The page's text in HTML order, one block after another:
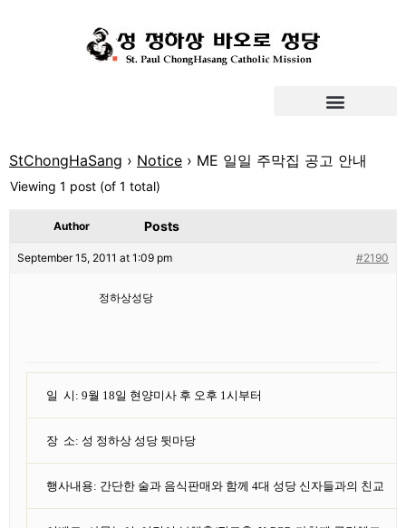
StChongHaSang › Notice › ME 일일 주막집 공고 안내
Viewing 1 post (of 1 total)
Author Posts
September 15, 2011 at 1:09 pm #2190
정하상성당
일 시: 9월 18일 현양미사 후 오후 1시부터
장 소: 성 정하상 성당 뒷마당
행사내용: 간단한 술과 음식판매와 함께 4대 성당 신자들과의 친교